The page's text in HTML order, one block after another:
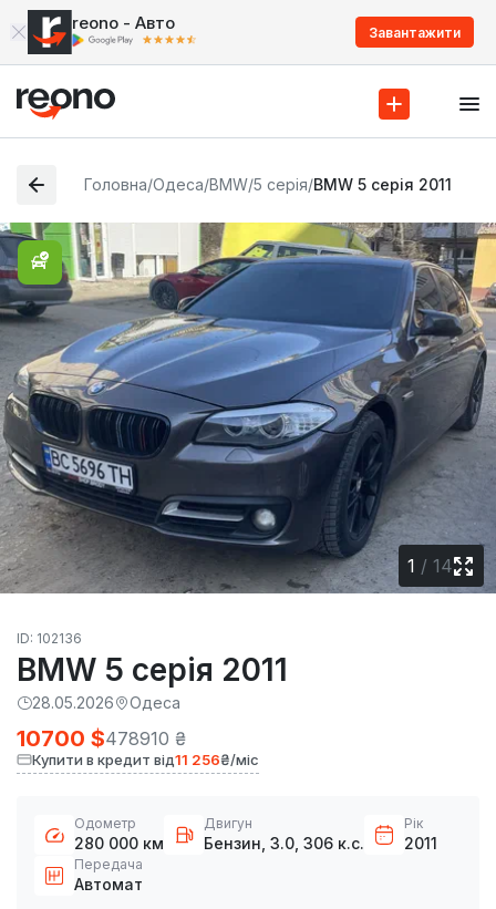
reono - Авто Завантажити
Головна/Одеса/BMW/5 серія/BMW 5 серія 2011
1 / 14
ID: 102136
BMW 5 серія 2011
28.05.2026 Одеса
10700 $478910 ₴
Купити в кредит від11 256₴/міс
Одометр
280 000 км
Двигун
Бензин, 3.0, 306 к.с.
Рік
2011
Передача
Автомат